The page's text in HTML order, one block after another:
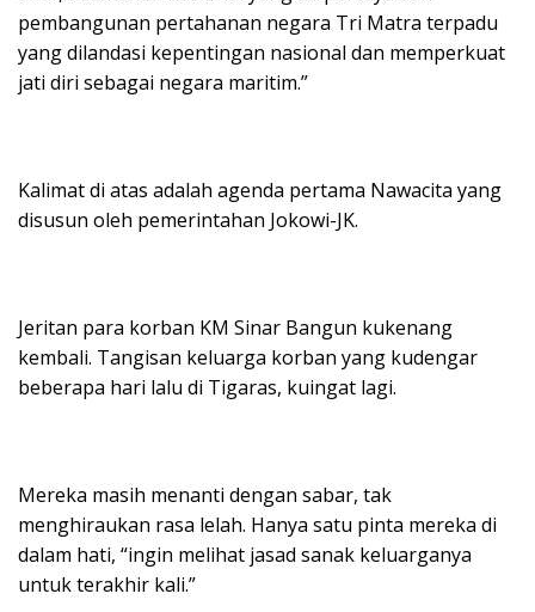
pembangunan pertahanan negara Tri Matra terpadu
yang dilandasi kepentingan nasional dan memperkuat
jati diri sebagai negara maritim.”
Kalimat di atas adalah agenda pertama Nawacita yang
disusun oleh pemerintahan Jokowi-JK.
Jeritan para korban KM Sinar Bangun kukenang
kembali. Tangisan keluarga korban yang kudengar
beberapa hari lalu di Tigaras, kuingat lagi.
Mereka masih menanti dengan sabar, tak
menghiraukan rasa lelah. Hanya satu pinta mereka di
dalam hati, “ingin melihat jasad sanak keluarganya
untuk terakhir kali.”